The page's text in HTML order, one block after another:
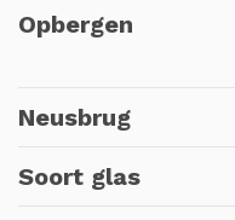
Opbergen
Neusbrug
Soort glas